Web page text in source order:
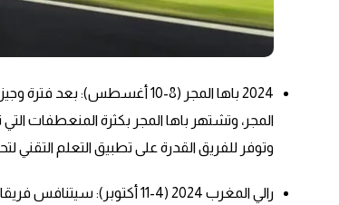
المجر، وتشتهر باها المجر بكثرة المنعطفات
وتوفر للفريق القدرة على تطبيق التعلم التقني
رالي المغرب 2024 (4-11